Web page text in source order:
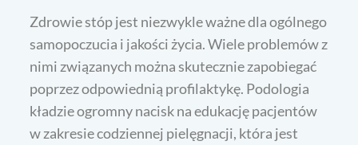
Zdrowie stóp jest niezwykle ważne dla ogólnego
samopoczucia i jakości życia. Wiele problemów z
nimi związanych można skutecznie zapobiegać
poprzez odpowiednią profilaktykę. Podologia
kładzie ogromny nacisk na edukację pacjentów
w zakresie codziennej pielęgnacji, która jest